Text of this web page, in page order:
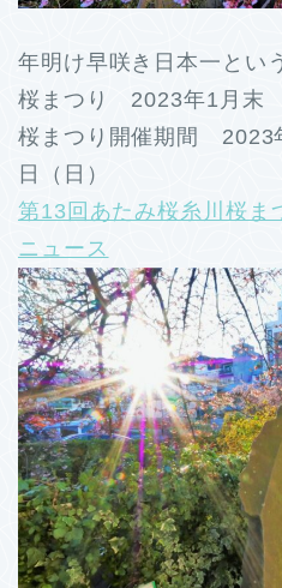
年明け早咲き日本一とい
桜まつり 2023年1月末
桜まつり開催期間 2023
日（日）
第13回あたみ桜糸川桜ま
ニュース